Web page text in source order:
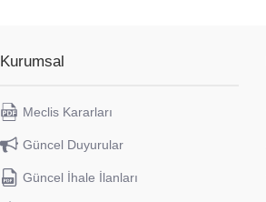
Kurumsal
Meclis Kararları
Güncel Duyurular
Güncel İhale İlanları